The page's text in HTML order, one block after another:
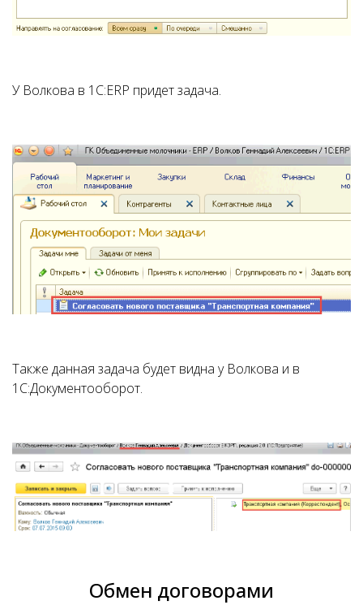
У Волкова в 1С:ERP придет задача.
Также данная задача будет видна у Волкова и в
1С:Документооборот.
Обмен договорами